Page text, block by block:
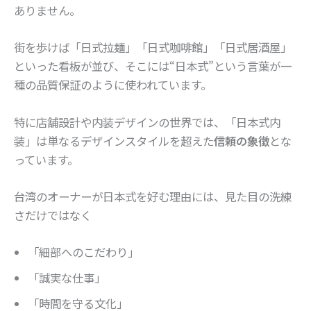
ありません。
街を歩けば「日式拉麺」「日式咖啡館」「日式居酒屋」
といった看板が並び、そこには“日本式”という言葉が一
種の品質保証のように使われています。
特に店舗設計や内装デザインの世界では、「日本式内
装」は単なるデザインスタイルを超えた信頼の象徴とな
っています。
台湾のオーナーが日本式を好む理由には、見た目の洗練
さだけではなく
「細部へのこだわり」
「誠実な仕事」
「時間を守る文化」